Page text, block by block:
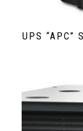
UPS “APC”